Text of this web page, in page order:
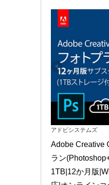
アドビシステムズ
Adobe Creative
ラン
1TB|12か月版